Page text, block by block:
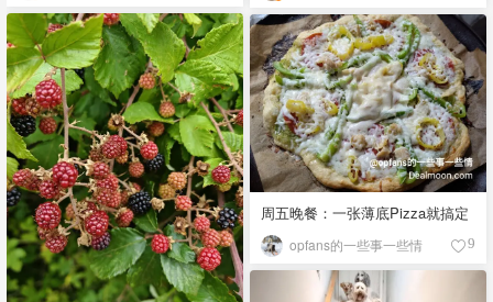
周五晚餐：一张薄底Pizza就搞定
opfans的一些事一些情 9